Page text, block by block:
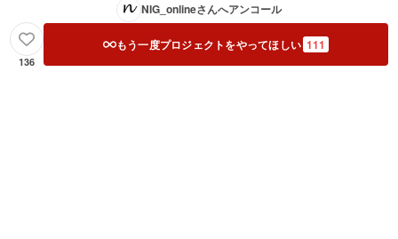
NIG_onlineさんへアンコール
136
もう一度プロジェクトをやってほしい 111